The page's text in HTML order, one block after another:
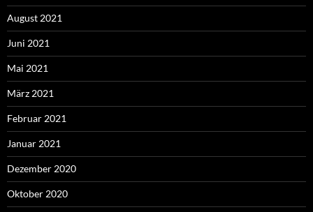
August 2021
Juni 2021
Mai 2021
März 2021
Februar 2021
Januar 2021
Dezember 2020
Oktober 2020